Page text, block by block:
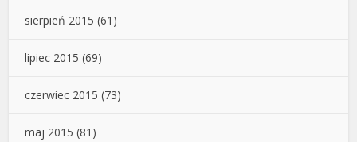
sierpień 2015 (61)
lipiec 2015 (69)
czerwiec 2015 (73)
maj 2015 (81)